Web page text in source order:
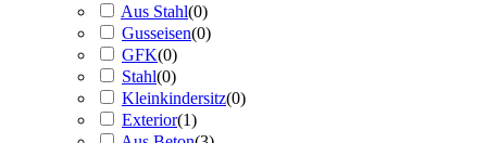
Aus Stahl(0)
Gusseisen(0)
GFK(0)
Stahl(0)
Kleinkindersitz(0)
Exterior(1)